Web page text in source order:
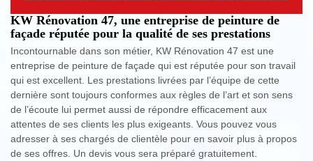
KW Rénovation 47, une entreprise de peinture de
façade réputée pour la qualité de ses prestations
Incontournable dans son métier, KW Rénovation 47 est une
entreprise de peinture de façade qui est réputée pour son travail
qui est excellent. Les prestations livrées par l’équipe de cette
dernière sont toujours conformes aux règles de l’art et son sens
de l’écoute lui permet aussi de répondre efficacement aux
attentes de ses clients les plus exigeants. Vous pouvez vous
adresser à ses chargés de clientèle pour en savoir plus à propos
de ses offres. Un devis vous sera préparé gratuitement.